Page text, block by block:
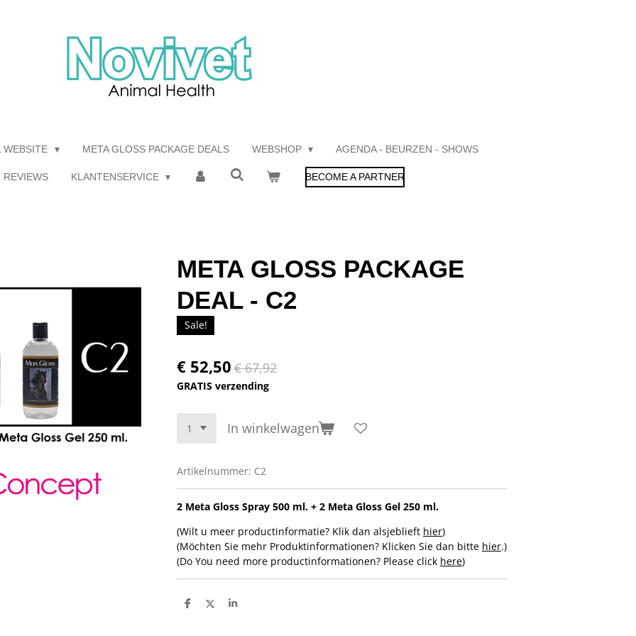
WEBSITE META GLOSS PACKAGE DEALS WEBSHOP AGENDA - BEURZEN - SHOWS
REVIEWS KLANTENSERVICE BECOME A PARTNER
META GLOSS PACKAGE
DEAL - C2
Sale!
€ 52,50 € 67,92
GRATIS verzending
In winkelwagen
Artikelnummer: C2
2 Meta Gloss Spray 500 ml. + 2 Meta Gloss Gel 250 ml.
(Wilt u meer productinformatie? Klik dan alsjeblieft hier)
(Möchten Sie mehr Produktinformationen? Klicken Sie dan bitte hier.)
(Do You need more productinformationen? Please click here)
D
D
S